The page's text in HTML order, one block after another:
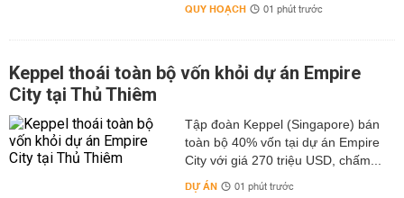
QUY HOẠCH 01 phút trước
Keppel thoái toàn bộ vốn khỏi dự án Empire
City tại Thủ Thiêm
Tập đoàn Keppel (Singapore) bán
toàn bộ 40% vốn tại dự án Empire
City với giá 270 triệu USD, chấm...
DỰ ÁN 01 phút trước